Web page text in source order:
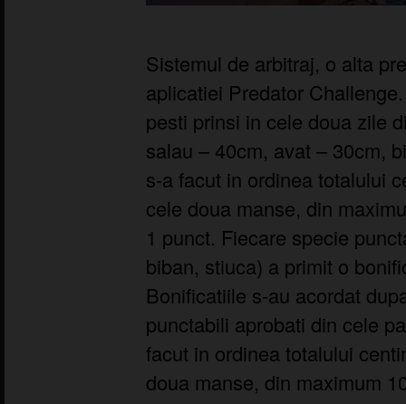
Sistemul de arbitraj, o alta
aplicatiei Predator
pesti prinsi in cele doua zile
salau – 40cm, avat – 30cm,
s-a facut in ordinea totalului
cele doua manse, din
1 punct. Fiecare specie
biban, stiuca) a primit o
Bonificatiile s-au acordat
punctabili aprobati din cele
facut in ordinea totalului
doua manse, din maximum